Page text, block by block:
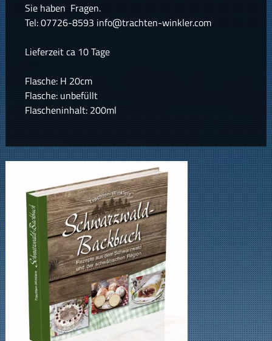
Sie haben Fragen.
Tel: 07726-8593 info@trachten-winkler.com
Lieferzeit ca 10 Tage
Flasche: H 20cm
Flasche: unbefüllt
Flascheninhalt: 200ml